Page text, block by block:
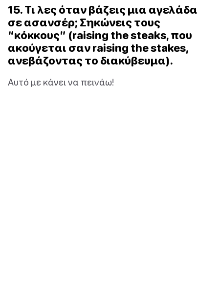
15. Τι λες όταν βάζεις μια αγελάδα
σε ασανσέρ; Σηκώνεις τους
“κόκκους” (raising the steaks, που
ακούγεται σαν raising the stakes,
ανεβάζοντας το διακύβευμα).
Αυτό με κάνει να πεινάω!